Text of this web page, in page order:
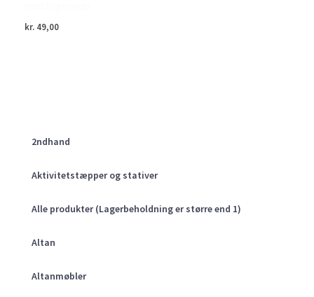
2ndhand
Aktivitetstæpper og stativer
Alle produkter (Lagerbeholdning er større end 1)
Altan
Altanmøbler
kr. 49,00